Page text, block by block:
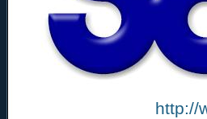
http://